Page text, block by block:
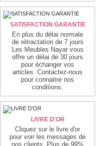
SATISFACTION GARANTIE
En plus du délai normale
de rétractation de 7 jours
Les Meubles Nayar vous
offre un délai de 30 jours
pour échanger vos
articles. Contactez-nous
pour connaitre nos
conditions.
LIVRE D'OR
Cliquez sur le livre d'or
pour voir les messages de
nos clients. Plus de 99%